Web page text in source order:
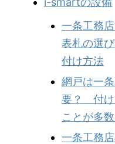
一条工務
表札の選
付け方法
網戸は一
要？ 付け
ことが多
一条工務